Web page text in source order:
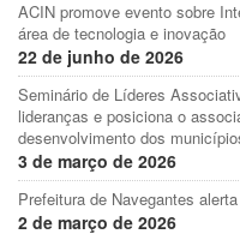
ACIN promove evento sobre
área de tecnologia e inovação
22 de junho de 2026
Seminário de Líderes
lideranças e posiciona o
desenvolvimento dos
3 de março de 2026
Prefeitura de Navegantes
2 de março de 2026